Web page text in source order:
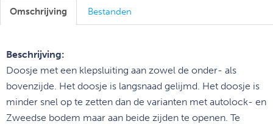
Omschrijving Bestanden
Beschrijving:
Doosje met een klepsluiting aan zowel de onder- als
bovenzijde. Het doosje is langsnaad gelijmd. Het doosje is
minder snel op te zetten dan de varianten met autolock- en
Zweedse bodem maar aan beide zijden te openen. Te